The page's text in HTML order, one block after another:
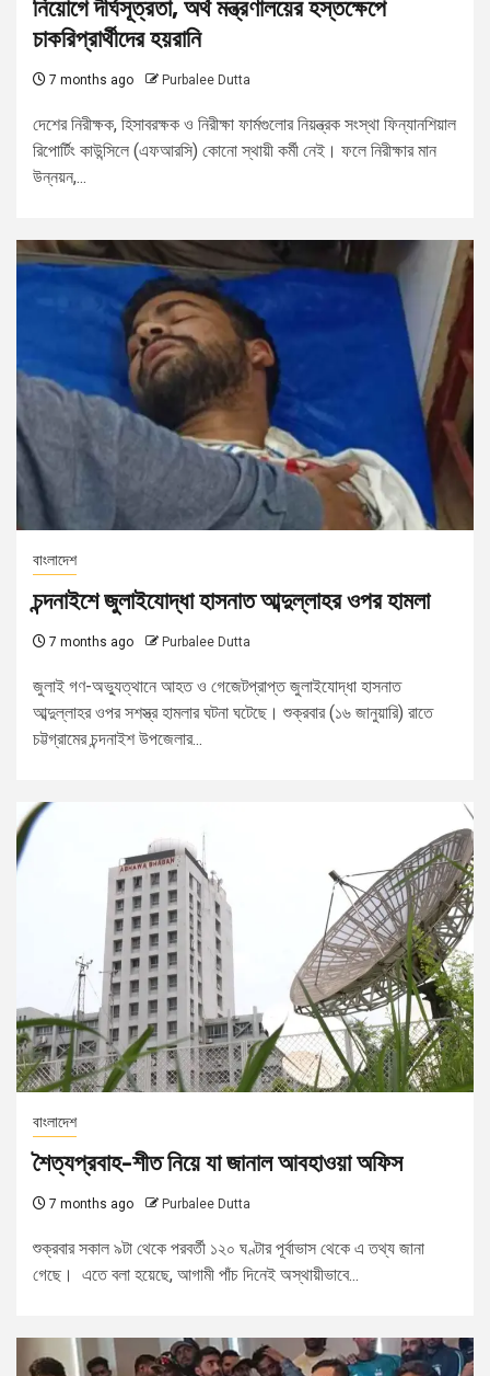
নিয়োগে দীর্ঘসূত্রতা, অর্থ মন্ত্রণালয়ের হস্তক্ষেপে
চাকরিপ্রার্থীদের হয়রানি
7 months ago Purbalee Dutta
দেশের নিরীক্ষক, হিসাবরক্ষক ও নিরীক্ষা ফার্মগুলোর নিয়ন্ত্রক সংস্থা ফিন্যানশিয়াল
রিপোর্টিং কাউন্সিলে (এফআরসি) কোনো স্থায়ী কর্মী নেই। ফলে নিরীক্ষার মান
উন্নয়ন,...
বাংলাদেশ
চন্দনাইশে জুলাইযোদ্ধা হাসনাত আব্দুল্লাহর ওপর হামলা
7 months ago Purbalee Dutta
জুলাই গণ-অভ্যুত্থানে আহত ও গেজেটপ্রাপ্ত জুলাইযোদ্ধা হাসনাত
আব্দুল্লাহর ওপর সশস্ত্র হামলার ঘটনা ঘটেছে। শুক্রবার (১৬ জানুয়ারি) রাতে
চট্টগ্রামের চন্দনাইশ উপজেলার...
বাংলাদেশ
শৈত্যপ্রবাহ-শীত নিয়ে যা জানাল আবহাওয়া অফিস
7 months ago Purbalee Dutta
শুক্রবার সকাল ৯টা থেকে পরবর্তী ১২০ ঘণ্টার পূর্বাভাস থেকে এ তথ্য জানা
গেছে। এতে বলা হয়েছে, আগামী পাঁচ দিনেই অস্থায়ীভাবে...